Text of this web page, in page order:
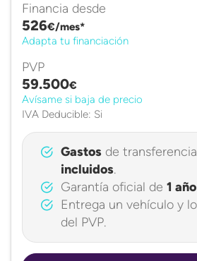
Financia desde
526€/mes*
Adapta tu financiación
PVP
59.500€
Avísame si baja de precio
IVA Deducible: Si
Gastosde
incluidos.
Garantía oficial de 1
Entrega un vehículo y
del PVP.